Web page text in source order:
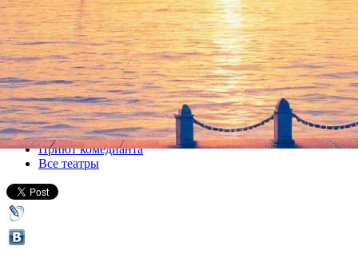
Банальность любви
09 ноября 2011, среда,19.00
Версия для печати
Все спектакли
Приют комедианта
Все театры